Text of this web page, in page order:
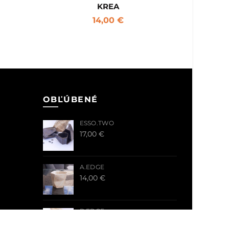
KREA
14,00 €
OBĽÚBENÉ
ESSO.TWO
17,00 €
A.EDGE
14,00 €
B.EDGE